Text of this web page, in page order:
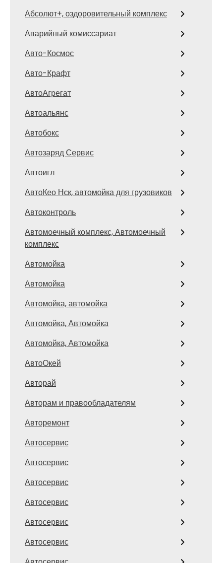
Абсолют+, оздоровительный комплекс
Аварийный комиссариат
Авто-Космос
Авто-Крафт
АвтоАгрегат
Автоальянс
Автобокс
Автозаряд Сервис
Автоигл
АвтоКео Нск, автомойка для грузовиков
Автоконтроль
Автомоечный комплекс, Автомоечный
комплекс
Автомойка
Автомойка
Автомойка, автомойка
Автомойка, Автомойка
Автомойка, Автомойка
АвтоОкей
Авторай
Авторам и правообладателям
Авторемонт
Автосервис
Автосервис
Автосервис
Автосервис
Автосервис
Автосервис